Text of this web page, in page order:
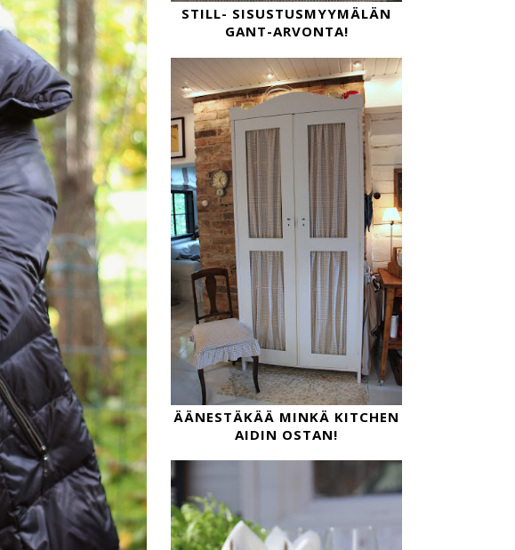
STILL- SISUSTUSMYYMÄLÄN
GANT-ARVONTA!
ÄÄNESTÄKÄÄ MINKÄ KITCHEN
AIDIN OSTAN!